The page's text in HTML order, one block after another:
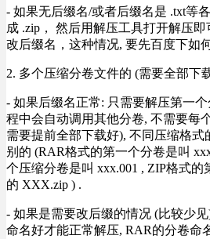
- 如果无后缀名/或者后缀名是 .txt等
成 .zip， 然后用解压工具打开解压
改后缀名，这种情况, 要先百度下如
2. 多个压缩分卷文件的 (需要全部下
- 如果后缀名正常: 只需要解压第一
程中会自动调用其他分卷, 不需要每
需要提前全部下载好), 不同压缩格
别的 (RAR格式的第一个分卷是叫
个压缩分卷是叫 xxx.001 , ZIP格式的
的 XXX.zip ) .
- 如果是需要改后缀的情况 (比较少
命名好才能正常解压, RAR的分卷命